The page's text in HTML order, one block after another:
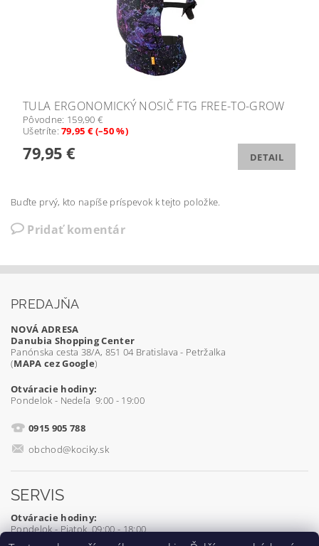
TULA ERGONOMICKÝ NOSIČ FTG FREE-TO-GROW
Pôvodne: 159,90 €
Ušetríte:79,95 € (–50 %)
79,95 € DETAIL
Buďte prvý, kto napíše príspevok k tejto položke.
Pridať komentár
PREDAJŇA
NOVÁ ADRESA
Danubia Shopping Center
Panónska cesta 38/A, 851 04 Bratislava - Petržalka
(MAPA cez Google)
Otváracie hodiny:
Pondelok - Nedeľa 9:00 - 19:00
0915 905 788
obchod@kociky.sk
SERVIS
Otváracie hodiny:
Pondelok - Piatok 09:00 - 18:00